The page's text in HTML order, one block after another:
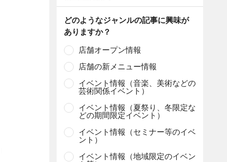
どのようなジャンルの記事に興味が
ありますか？
店舗オープン情報
店舗の新メニュー情報
イベント情報（音楽、美術などの
芸術関係イベント）
イベント情報（夏祭り、冬限定な
どの期間限定イベント）
イベント情報（セミナー等のイベ
ント）
イベント情報（地域限定のイベン